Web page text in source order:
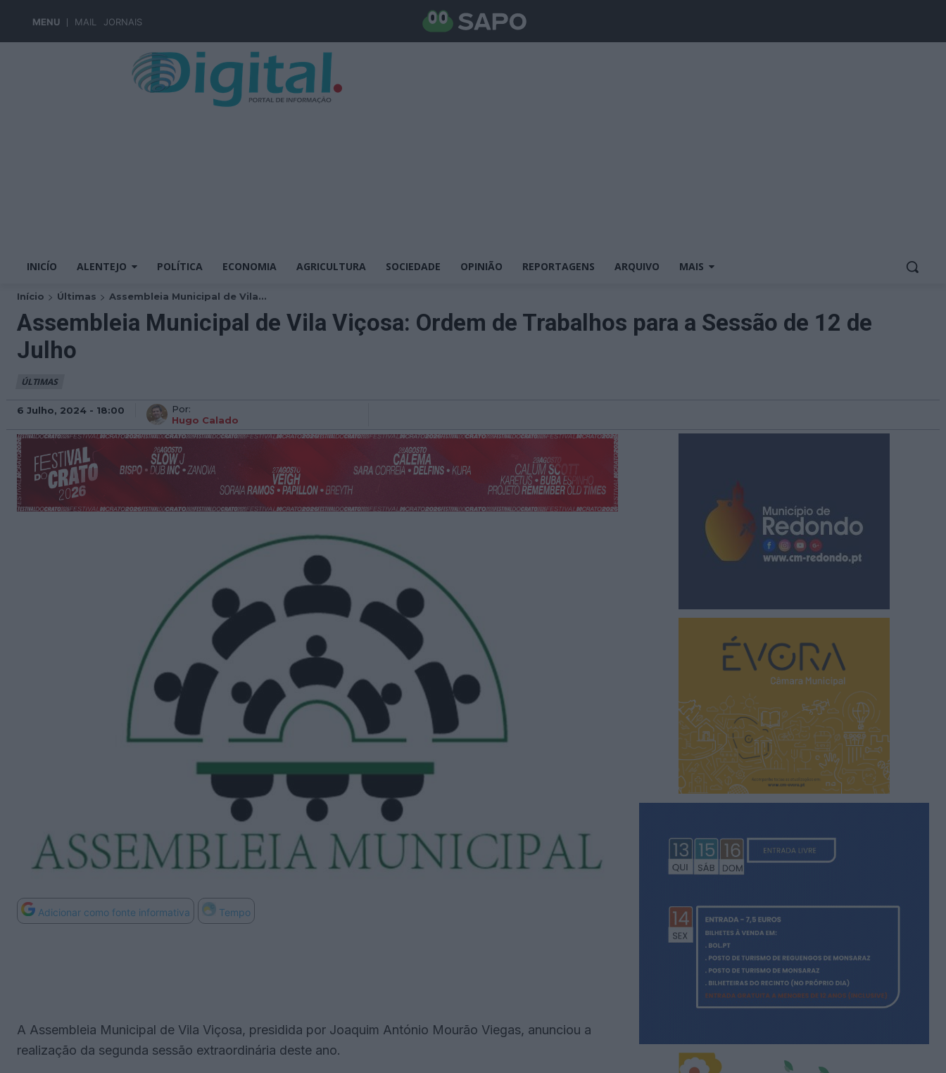
MENU MAIL JORNAIS
INICÍO ALENTEJO POLÍTICA ECONOMIA AGRICULTURA SOCIEDADE OPINIÃO REPORTAGENS ARQUIVO MAIS
Início Últimas Assembleia Municipal de Vila...
Assembleia Municipal de Vila Viçosa: Ordem de Trabalhos para a Sessão de 12 de
Julho
ÚLTIMAS
6 Julho, 2024 - 18:00
Por:
Hugo Calado
Adicionar como fonte informativa Tempo
A Assembleia Municipal de Vila Viçosa, presidida por Joaquim António Mourão Viegas, anunciou a
realização da segunda sessão extraordinária deste ano.